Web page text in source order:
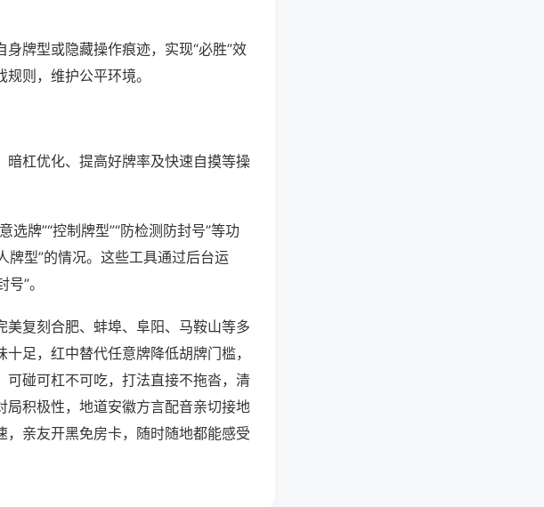
牌型或隐藏操作痕迹，实现“必胜”效
则，维护公平环境。
杠优化、提高好牌率及快速自摸等操
牌”“控制牌型”“防检测防封号”等功
牌型”的情况。这些工具通过后台运
”。
复刻合肥、蚌埠、阜阳、马鞍山等多
足，红中替代任意牌降低胡牌门槛，
碰可杠不可吃，打法直接不拖沓，清
积极性，地道安徽方言配音亲切接地
亲友开黑免房卡，随时随地都能感受